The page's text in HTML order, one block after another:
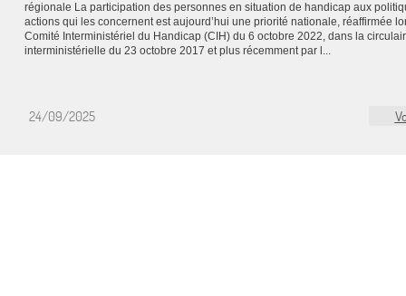
régionale La participation des personnes en situation de handicap aux
actions qui les concernent est aujourd’hui une priorité nationale, réaffirmée
Comité Interministériel du Handicap (CIH) du 6 octobre 2022, dans la
interministérielle du 23 octobre 2017 et plus récemment par l...
24/09/2025